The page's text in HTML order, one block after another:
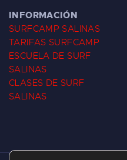
INFORMACIÓN
SURFCAMP SALINAS
TARIFAS SURFCAMP
ESCUELA DE SURF
SALINAS
CLASES DE SURF
SALINAS